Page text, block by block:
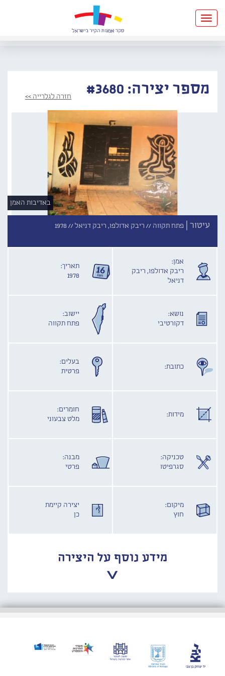
Toggle
navigation
מספר יצירה: #3680 חזרה לגלרייה >>
באדיבות האמן
עיטור | פתח תקווה // ריבק אדולפו, ריבק דניאל // 1978
אמן:
ריבק אדולפו, ריבק
דניאל
תאריך:
1978
נושא:
דקורטיבי
יישוב:
פתח תקווה
כתובת:
בעלים:
פרטית
מידות:
חומרים:
מלט צבעוני
טכניקה:
סגרפיטו
מבנה:
פרטי
מיקום:
חוץ
יצירה קיימת
כן
מידע נוסף על היצירה